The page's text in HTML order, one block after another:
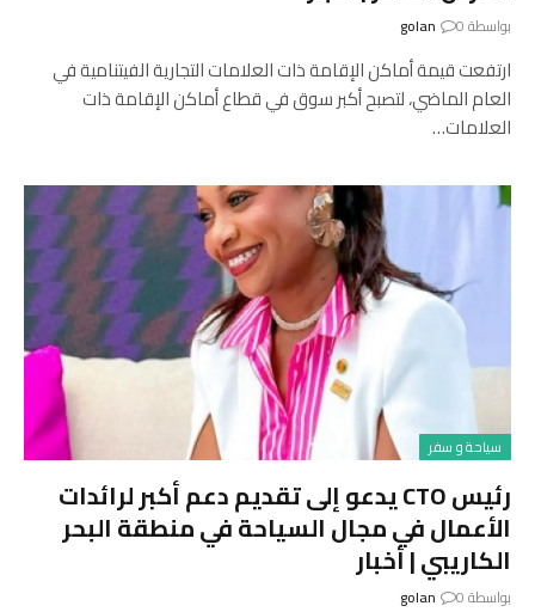
بواسطة golan 0
ارتفعت قيمة أماكن الإقامة ذات العلامات التجارية الفيتنامية في
العام الماضي، لتصبح أكبر سوق في قطاع أماكن الإقامة ذات
العلامات…
سياحة و سفر
رئيس CTO يدعو إلى تقديم دعم أكبر لرائدات
الأعمال في مجال السياحة في منطقة البحر
الكاريبي | أخبار
بواسطة golan 0